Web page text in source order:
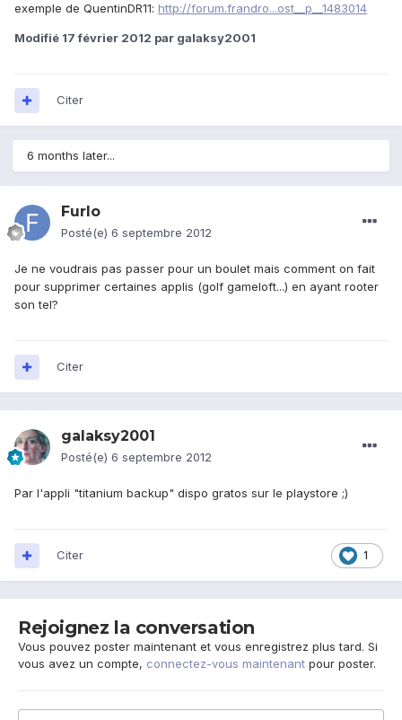
exemple de QuentinDR11: http://forum.frandro...ost__p__1483014
Modifié 17 février 2012 par galaksy2001
Citer
6 months later...
Furlo
Posté(e) 6 septembre 2012
Je ne voudrais pas passer pour un boulet mais comment on fait
pour supprimer certaines applis (golf gameloft...) en ayant rooter
son tel?
Citer
galaksy2001
Posté(e) 6 septembre 2012
Par l'appli "titanium backup" dispo gratos sur le playstore ;)
1
Citer
Rejoignez la conversation
Vous pouvez poster maintenant et vous enregistrez plus tard. Si
vous avez un compte, connectez-vous maintenant pour poster.